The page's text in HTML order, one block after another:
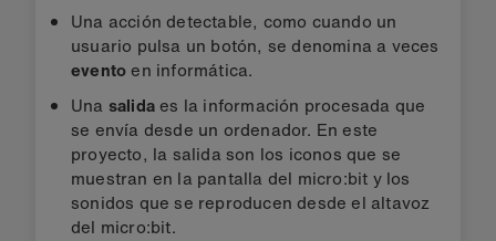
Una acción detectable, como cuando un
usuario pulsa un botón, se denomina a veces
evento en informática.
Una salida es la información procesada que
se envía desde un ordenador. En este
proyecto, la salida son los iconos que se
muestran en la pantalla del micro:bit y los
sonidos que se reproducen desde el altavoz
del micro:bit.